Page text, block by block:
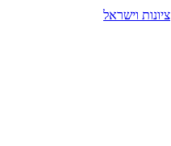
ציונות וישראל